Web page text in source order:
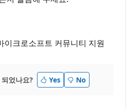
이크로소프트 커뮤니티 지원
었나요? Yes No